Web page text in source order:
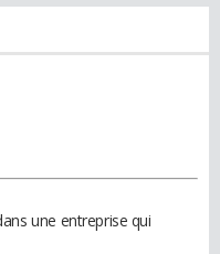
une entreprise qui